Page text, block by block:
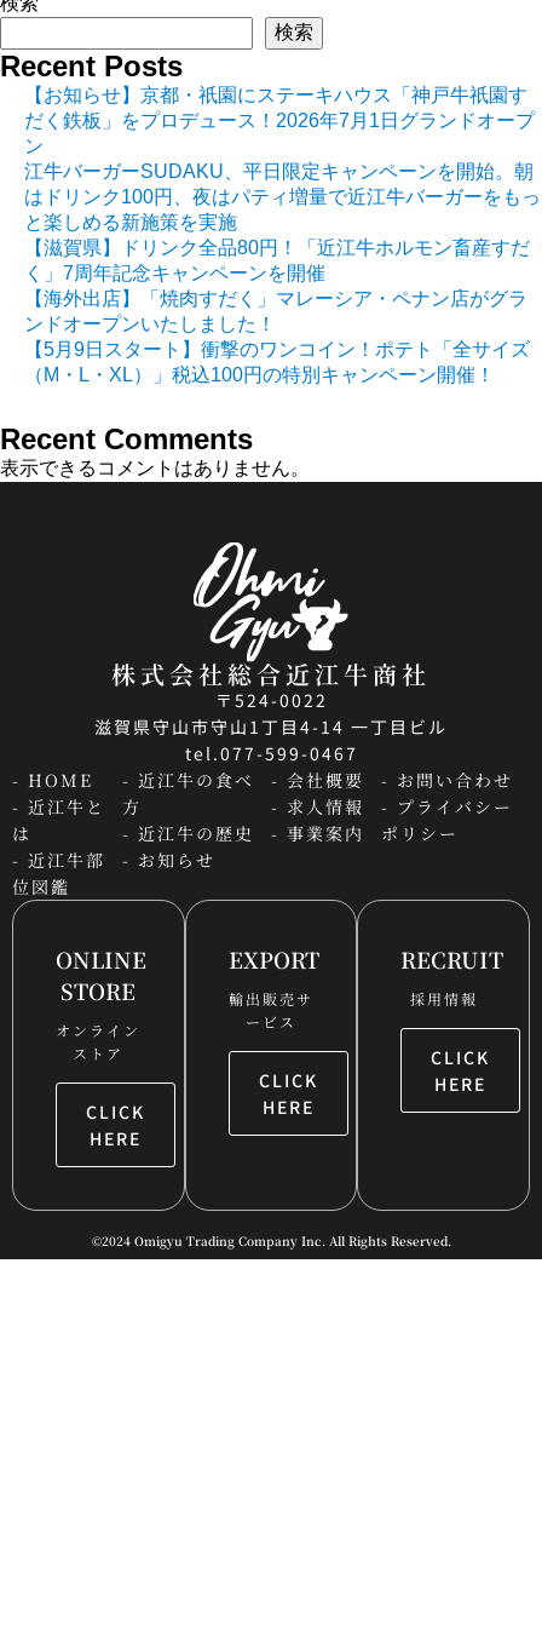
検索
Recent Posts
【お知らせ】京都・祇園にステーキハウス「神戸牛祇園す
だく鉄板」をプロデュース！2026年7月1日グランドオープ
ン
江牛バーガーSUDAKU、平日限定キャンペーンを開始。朝
はドリンク100円、夜はパティ増量で近江牛バーガーをもっ
と楽しめる新施策を実施
【滋賀県】ドリンク全品80円！「近江牛ホルモン畜産すだ
く」7周年記念キャンペーンを開催
【海外出店】「焼肉すだく」マレーシア・ペナン店がグラ
ンドオープンいたしました！
【5月9日スタート】衝撃のワンコイン！ポテト「全サイズ
（M・L・XL）」税込100円の特別キャンペーン開催！
Recent Comments
表示できるコメントはありません。
株式会社総合近江牛商社
〒524-0022
滋賀県守山市守山1丁目4-14 一丁目ビル
tel.077-599-0467
- HOME
- 近江牛と
は
- 近江牛部
位図鑑
- 近江牛の食べ
方
- 近江牛の歴史
- お知らせ
- 会社概要
- 求人情報
- 事業案内
- お問い合わせ
- プライバシー
ポリシー
ONLINE
STORE
オンライン
ストア
CLICK
HERE
EXPORT
輸出販売サ
ービス
CLICK
HERE
RECRUIT
採用情報
CLICK
HERE
©2024 Omigyu Trading Company Inc. All Rights Reserved.